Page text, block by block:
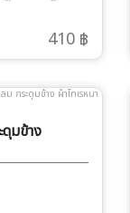
410 ฿
มข้าง